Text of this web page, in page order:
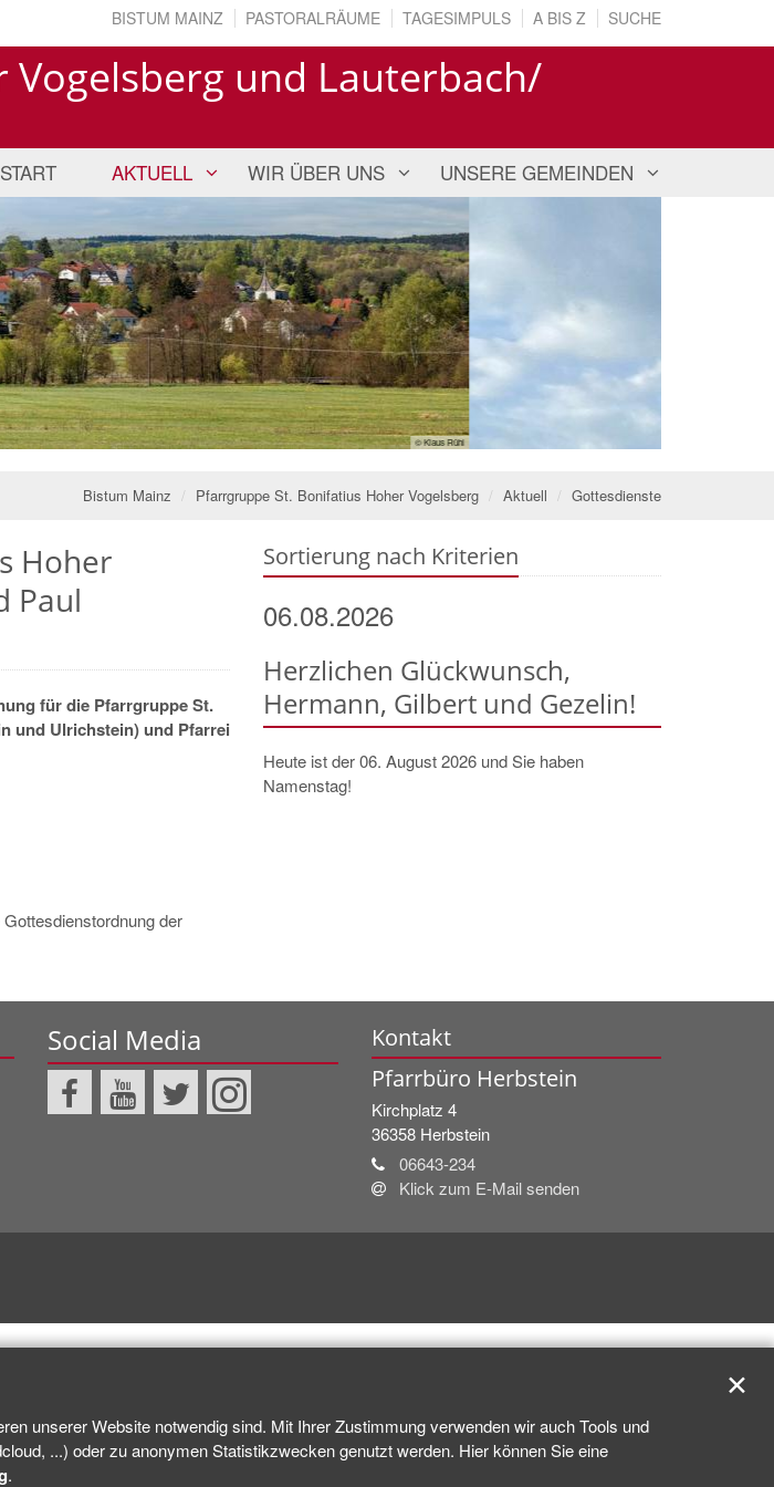
BISTUM MAINZ PASTORALRÄUME TAGESIMPULS A BIS Z SUCHE
und Lauterbach/
START AKTUELL WIR ÜBER UNS UNSERE GEMEINDEN
Bistum Mainz Pfarrgruppe St. Bonifatius Hoher Vogelsberg Aktuell Gottesdienste
Hoher
Paul
für die Pfarrgruppe St.
und Ulrichstein) und Pfarrei
der
Sortierung nach Kriterien
06.08.2026
Herzlichen Glückwunsch,
Hermann, Gilbert und Gezelin!
Heute ist der 06. August 2026 und Sie haben
Namenstag!
Social Media
Kontakt
Pfarrbüro Herbstein
Kirchplatz 4
36358 Herbstein
06643-234
Klick zum E-Mail senden
unserer Website notwendig sind. Mit Ihrer Zustimmung verwenden wir auch Tools und
...) oder zu anonymen Statistikzwecken genutzt werden. Hier können Sie eine
.
✕